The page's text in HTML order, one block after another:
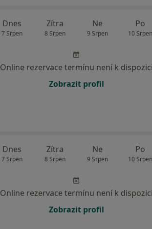
Dnes
7 Srpen
Zítra
8 Srpen
Ne
9 Srpen
Po
10 Srpen
Online rezervace termínu není k dispozici
Zobrazit profil
Dnes
7 Srpen
Zítra
8 Srpen
Ne
9 Srpen
Po
10 Srpen
Online rezervace termínu není k dispozici
Zobrazit profil